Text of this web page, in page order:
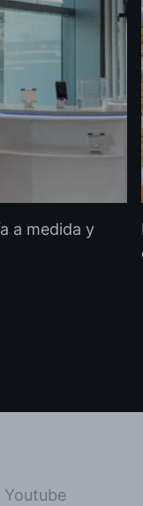
a medida y
Youtube